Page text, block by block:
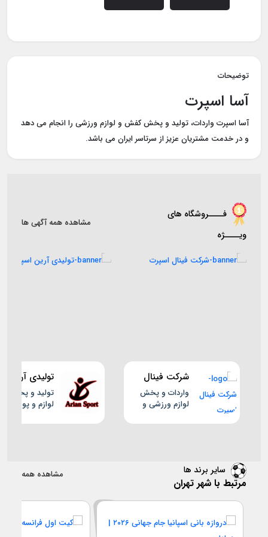
توضیحات
آسا اسپرت
آسا اسپرت واردات، تولید و پخش کفش و لوازم ورزشی را انجام می دهد
و در خدمت مشتریان عزیز از سرتاسر ایران می باشد.
فــــروشگاه های
ویــــژه
مشاهده همه آگهی ها
شرکت فینال
اسپرت
واردات و پخش
لوازم ورزشی و
تولیدی آرین
اسپرت
تولید و پخش
لوازم و پوشاک
سایر برند ها
مرتبط با شهر تهران
مشاهده همه